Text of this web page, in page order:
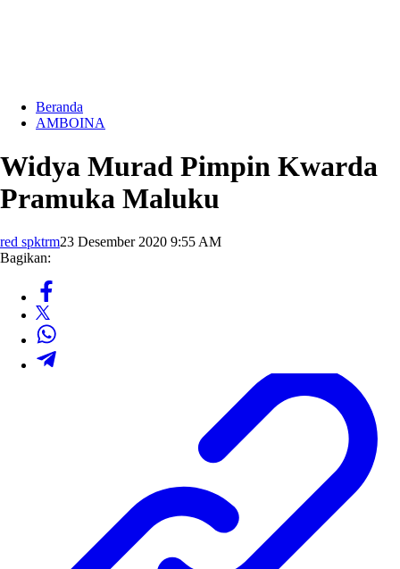
Beranda
AMBOINA
Widya Murad Pimpin Kwarda
Pramuka Maluku
red spktrm23 Desember 2020 9:55 AM
Bagikan: